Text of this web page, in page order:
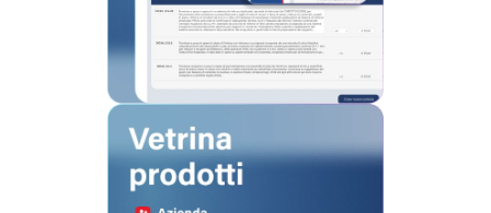
Scopri di più
Crea il tuo spazio
personale